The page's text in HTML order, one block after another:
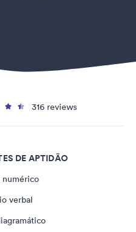
316 reviews
DE APTIDÃO
numérico
verbal